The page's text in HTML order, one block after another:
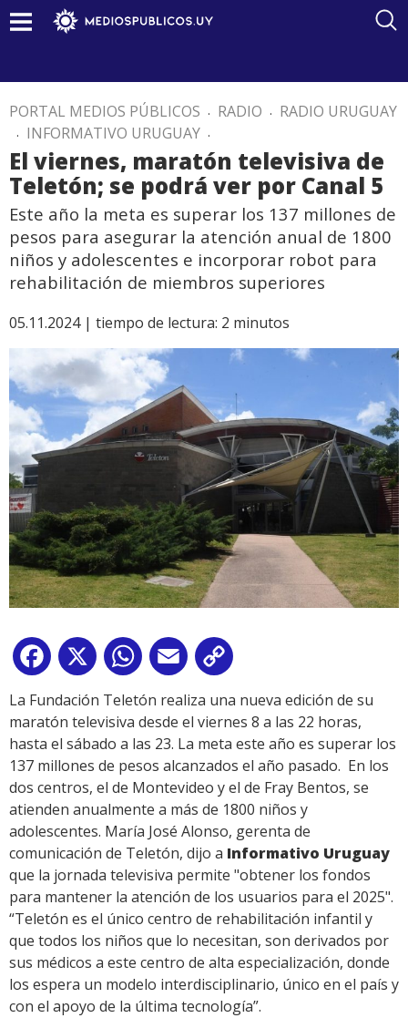
PORTAL MEDIOS PÚBLICOS . RADIO . RADIO URUGUAY
. INFORMATIVO URUGUAY .
El viernes, maratón televisiva de
Teletón; se podrá ver por Canal 5
Este año la meta es superar los 137 millones de
pesos para asegurar la atención anual de 1800
niños y adolescentes e incorporar robot para
rehabilitación de miembros superiores
05.11.2024 | tiempo de lectura: 2 minutos
Facebook
X WhatsApp
Email
Link
La Fundación Teletón realiza una nueva edición de su
maratón televisiva desde el viernes 8 a las 22 horas,
hasta el sábado a las 23. La meta este año es superar los
137 millones de pesos alcanzados el año pasado. En los
dos centros, el de Montevideo y el de Fray Bentos, se
atienden anualmente a más de 1800 niños y
adolescentes. María José Alonso, gerenta de
comunicación de Teletón, dijo a Informativo Uruguay
que la jornada televisiva permite "obtener los fondos
para mantener la atención de los usuarios para el 2025".
“Teletón es el único centro de rehabilitación infantil y
que todos los niños que lo necesitan, son derivados por
sus médicos a este centro de alta especialización, donde
los espera un modelo interdisciplinario, único en el país y
con el apoyo de la última tecnología”.